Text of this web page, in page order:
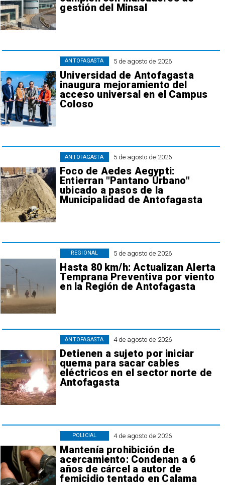
gestión del Minsal
5 de agosto de 2026
Universidad de Antofagasta
inaugura mejoramiento del
acceso universal en el Campus
Coloso
ANTOFAGASTA
5 de agosto de 2026
Foco de Aedes Aegypti:
Entierran "Pantano Urbano"
ubicado a pasos de la
Municipalidad de Antofagasta
ANTOFAGASTA
5 de agosto de 2026
Hasta 80 km/h: Actualizan Alerta
Temprana Preventiva por viento
en la Región de Antofagasta
REGIONAL
4 de agosto de 2026
Detienen a sujeto por iniciar
quema para sacar cables
eléctricos en el sector norte de
Antofagasta
ANTOFAGASTA
4 de agosto de 2026
Mantenía prohibición de
acercamiento: Condenan a 6
años de cárcel a autor de
femicidio tentado en Calama
POLICIAL